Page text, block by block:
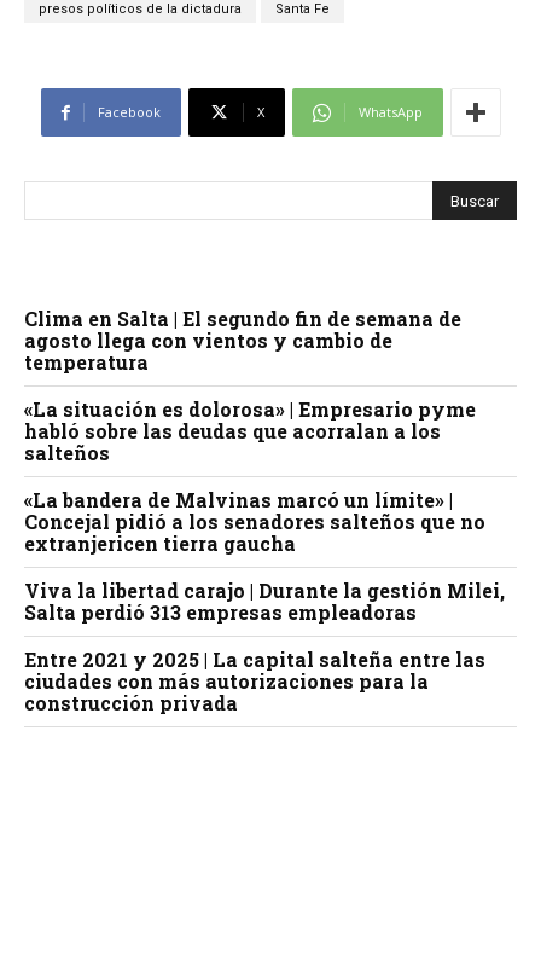
presos políticos de la dictadura Santa Fe
Facebook X WhatsApp
Clima en Salta | El segundo fin de semana de
agosto llega con vientos y cambio de
temperatura
«La situación es dolorosa» | Empresario pyme
habló sobre las deudas que acorralan a los
salteños
«La bandera de Malvinas marcó un límite» |
Concejal pidió a los senadores salteños que no
extranjericen tierra gaucha
Viva la libertad carajo | Durante la gestión Milei,
Salta perdió 313 empresas empleadoras
Entre 2021 y 2025 | La capital salteña entre las
ciudades con más autorizaciones para la
construcción privada